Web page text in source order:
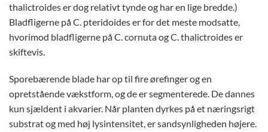
thalictroides er dog relativt tynde og har en lige bredde.)
Bladfligerne på C. pteridoides er for det meste modsatte,
hvorimod bladfligerne på C. cornuta og C. thalictroides er
skiftevis.
Sporebærende blade har op til fire ørefinger og en
opretstående vækstform, og de er segmenterede. De dannes
kun sjældent i akvarier. Når planten dyrkes på et næringsrigt
substrat og med høj lysintensitet, er sandsynligheden højere.